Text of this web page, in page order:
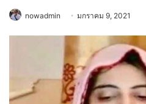
nowadmin มกราคม 9, 2021